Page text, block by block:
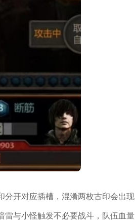
分开对应插槽，混淆两枚古印会出现
雷与小怪触发不必要战斗，队伍血量